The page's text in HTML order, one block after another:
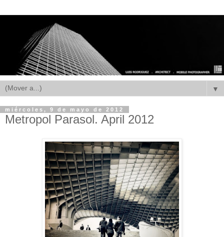
▼
miércoles, 9 de mayo de 2012
Metropol Parasol. April 2012